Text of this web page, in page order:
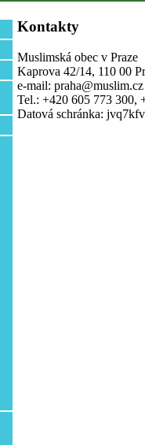
Kontakty
Muslimská obec v Praze
Kaprova 42/14, 110 00
e-mail: praha@muslim.cz
Tel.: +420 605 773 300,
Datová schránka: jvq7kfv